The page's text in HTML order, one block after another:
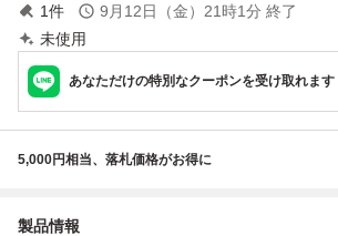
1件 9月12日（金）21時1分 終了
未使用
あなただけの特別なクーポンを受け取れます
5,000円相当、落札価格がお得に
製品情報